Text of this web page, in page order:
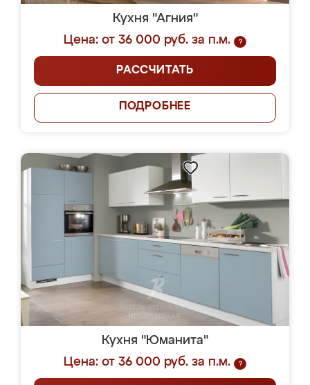
Кухня "Агния"
Цена: от 36 000 руб. за п.м.
?
РАССЧИТАТЬ
ПОДРОБНЕЕ
Кухня "Юманита"
Цена: от 36 000 руб. за п.м.
?